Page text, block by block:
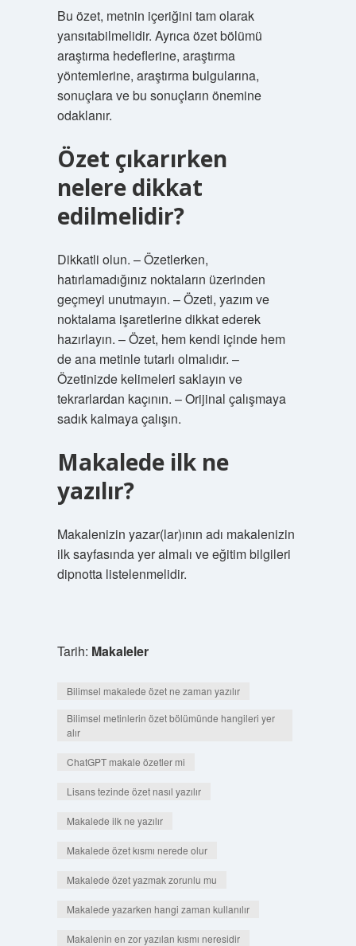
Bu özet, metnin içeriğini tam olarak
yansıtabilmelidir. Ayrıca özet bölümü
araştırma hedeflerine, araştırma
yöntemlerine, araştırma bulgularına,
sonuçlara ve bu sonuçların önemine
odaklanır.
Özet çıkarırken
nelere dikkat
edilmelidir?
Dikkatli olun. – Özetlerken,
hatırlamadığınız noktaların üzerinden
geçmeyi unutmayın. – Özeti, yazım ve
noktalama işaretlerine dikkat ederek
hazırlayın. – Özet, hem kendi içinde hem
de ana metinle tutarlı olmalıdır. –
Özetinizde kelimeleri saklayın ve
tekrarlardan kaçının. – Orijinal çalışmaya
sadık kalmaya çalışın.
Makalede ilk ne
yazılır?
Makalenizin yazar(lar)ının adı makalenizin
ilk sayfasında yer almalı ve eğitim bilgileri
dipnotta listelenmelidir.
Tarih: Makaleler
Bilimsel makalede özet ne zaman yazılır
Bilimsel metinlerin özet bölümünde hangileri yer
alır
ChatGPT makale özetler mi
Lisans tezinde özet nasıl yazılır
Makalede ilk ne yazılır
Makalede özet kısmı nerede olur
Makalede özet yazmak zorunlu mu
Makalede yazarken hangi zaman kullanılır
Makalenin en zor yazılan kısmı neresidir